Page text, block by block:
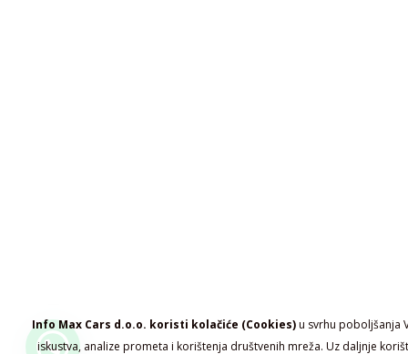
Info Max Cars d.o.o. koristi kolačiće (Cookies)u svrhu poboljšanja
iskustva, analize prometa i korištenja društvenih mreža. Uz daljnje